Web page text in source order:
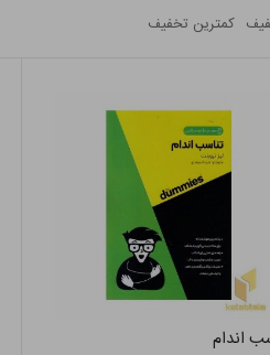
کمترین تخفیف
اندام